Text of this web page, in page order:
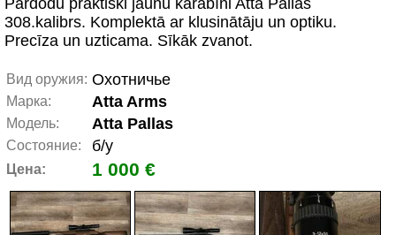
Pārdodu praktiski jaunu karabīni Atta Pallas
308.kalibrs. Komplektā ar klusinātāju un optiku.
Precīza un uzticama. Sīkāk zvanot.
Вид оружия: Охотничье
Марка: Atta Arms
Модель: Atta Pallas
Состояние: б/у
Цена: 1 000 €